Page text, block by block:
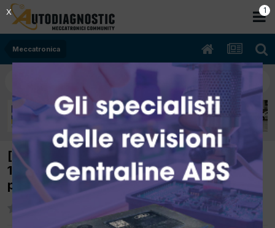
Meccatronica
[FIAT croma 194 11/2005 1910cc 939a2000
110Kw Diesel] si è spenta allo stop ' non
parte, nessun dtc
1
X